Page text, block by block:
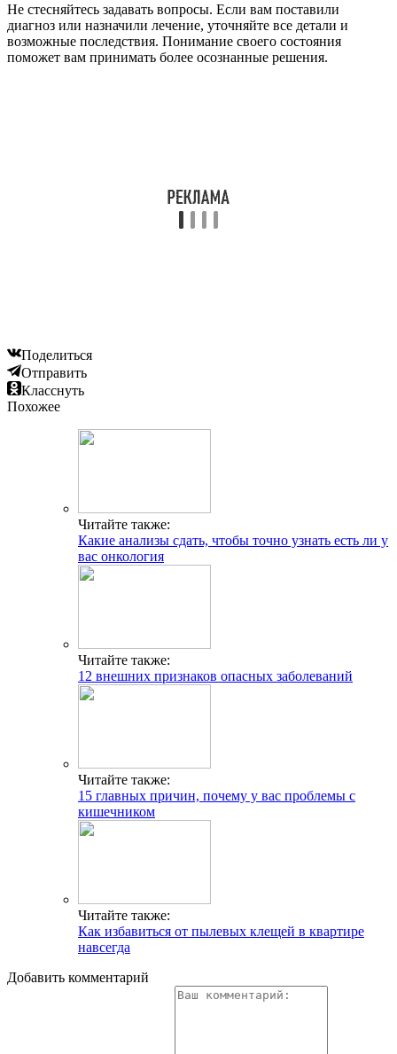
Не стесняйтесь задавать вопросы. Если вам поставили
диагноз или назначили лечение, уточняйте все детали и
возможные последствия. Понимание своего состояния
поможет вам принимать более осознанные решения.
Поделиться
Отправить
Класснуть
Похожее
Читайте также:
Какие анализы сдать, чтобы точно узнать есть ли у
вас онкология
Читайте также:
12 внешних признаков опасных заболеваний
Читайте также:
15 главных причин, почему у вас проблемы с
кишечником
Читайте также:
Как избавиться от пылевых клещей в квартире
навсегда
Добавить комментарий